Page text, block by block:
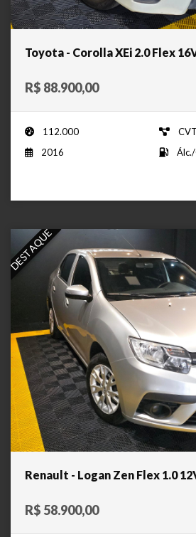
Toyota - Corolla XEi 2.0 Flex
R$ 88.900,00
112.000
CVT
2016
DESTAQUE
Renault - Logan Zen Flex 1.0
R$ 58.900,00